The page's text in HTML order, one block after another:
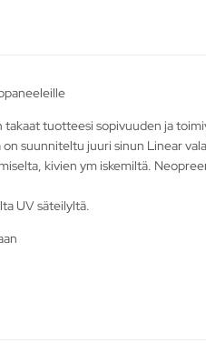
takaat tuotteesi sopivuuden ja
suunniteltu juuri sinun Linear
kivien ym iskemiltä.
UV säteilyltä.